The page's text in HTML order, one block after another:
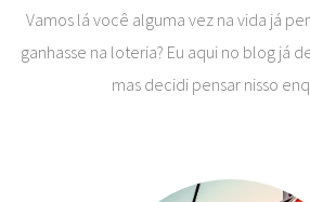
Vamos lá você alguma vez na vida já
ganhasse na loteria? Eu aqui no blog já
mas decidi pensar nisso